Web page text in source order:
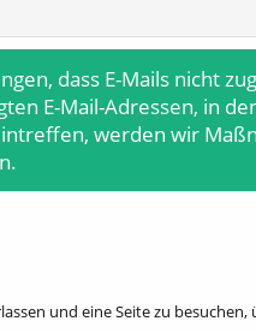
dass E-Mails nicht
E-Mail-Adressen, in
werden wir
und eine Seite zu